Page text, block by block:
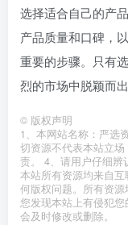
选择适合自己的产
产品质量和口碑，
重要的步骤。只有
烈的市场中脱颖而
© 版权声明
1、本网站名称：严选
切资源不代表本站立
责。 4、请用户仔细辨
本站所有资源均来自
何版权问题。所有资
您发现本站上有侵犯
会及时修改或删除。